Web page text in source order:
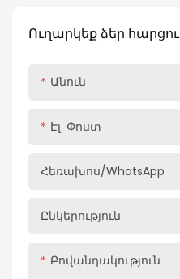
Ուղարկեք ձեր
Անուն
Էլ. Փոստ
Հեռախոս/WhatsApp
Ընկերություն
Բովանդակություն
պատի կաբինետ է,
հեշտությամբ